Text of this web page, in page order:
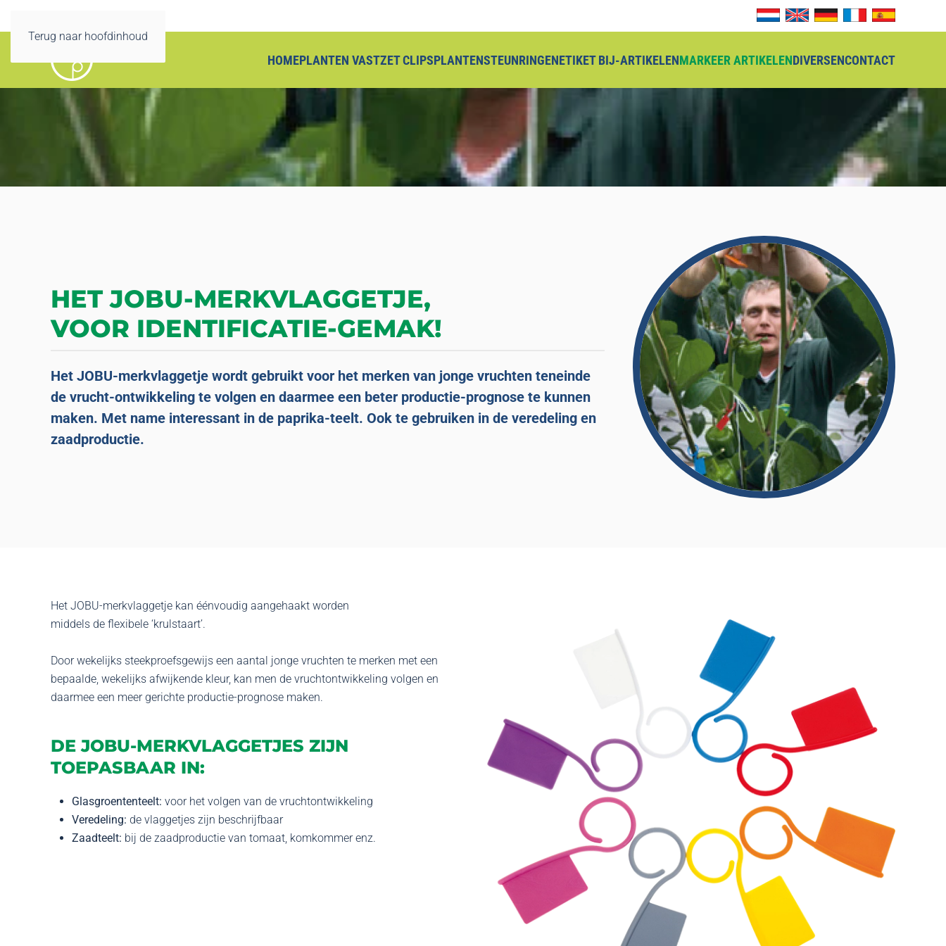
Terug naar hoofdinhoud
HOMEPLANTEN VASTZET CLIPSPLANTENSTEUNRINGENETIKET BIJ-ARTIKELENMARKEER ARTIKELENDIVERSENCONTACT
HET JOBU-MERKVLAGGETJE,
VOOR IDENTIFICATIE-GEMAK!
Het JOBU-merkvlaggetje wordt gebruikt voor het merken van jonge vruchten teneinde
de vrucht-ontwikkeling te volgen en daarmee een beter productie-prognose te kunnen
maken. Met name interessant in de paprika-teelt. Ook te gebruiken in de veredeling en
zaadproductie.
Het JOBU-merkvlaggetje kan éénvoudig aangehaakt worden
middels de flexibele ‘krulstaart’.
Door wekelijks steekproefsgewijs een aantal jonge vruchten te merken met een
bepaalde, wekelijks afwijkende kleur, kan men de vruchtontwikkeling volgen en
daarmee een meer gerichte productie-prognose maken.
DE JOBU-MERKVLAGGETJES ZIJN
TOEPASBAAR IN:
Glasgroententeelt: voor het volgen van de vruchtontwikkeling
Veredeling: de vlaggetjes zijn beschrijfbaar
Zaadteelt: bij de zaadproductie van tomaat, komkommer enz.